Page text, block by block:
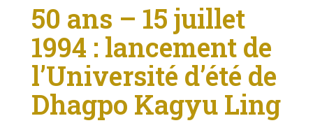
50 ans – 15 juillet
1994 : lancement de
l’Université d’été de
Dhagpo Kagyu Ling